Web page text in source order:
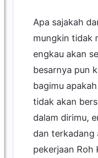
Apa sajakah
mungkin tidak
engkau akan
besarnya pun
bagimu
tidak akan
dalam dirimu,
dan terkadang
pekerjaan Roh